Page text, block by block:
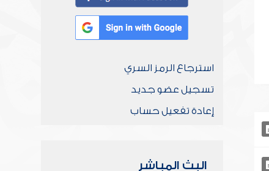
استرجاع الرمز السري
تسجيل عضو جديد
إعادة تفعيل حساب
البث المباشر